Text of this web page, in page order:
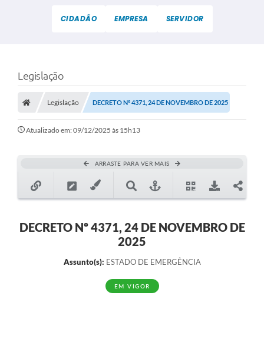
CIDADÃO EMPRESA SERVIDOR
Legislação
Legislação DECRETO Nº 4371, 24 DE NOVEMBRO DE 2025
Atualizado em: 09/12/2025 às 15h13
ARRASTE PARA VER MAIS
DECRETO Nº 4371, 24 DE NOVEMBRO DE
2025
Assunto(s): ESTADO DE EMERGÊNCIA
EM VIGOR